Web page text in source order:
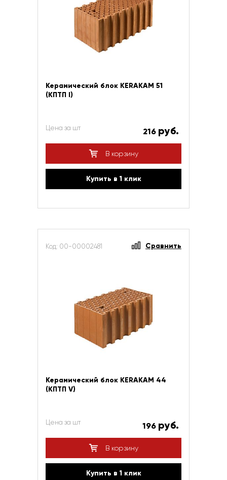
Керамический блок KERAKAM 51
(КПТП I)
Цена за шт 216 руб.
В корзину
Купить в 1 клик
Код: 00-00002481 Сравнить
Керамический блок KERAKAM 44
(КПТП V)
Цена за шт 196 руб.
В корзину
Купить в 1 клик